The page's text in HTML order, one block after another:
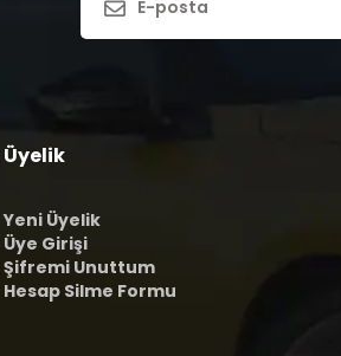
Üyelik
Yeni Üyelik
Üye Girişi
Şifremi Unuttum
Hesap Silme Formu